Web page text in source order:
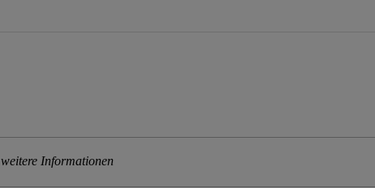
weitere Informationen